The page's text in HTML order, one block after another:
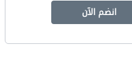
انضم الآن